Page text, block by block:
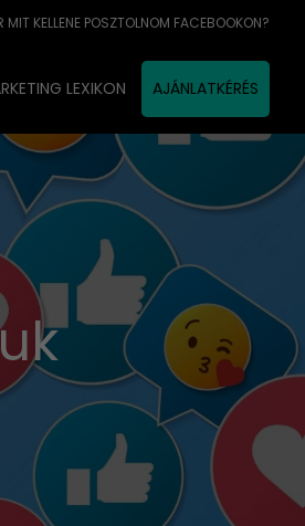
MIT KELLENE POSZTOLNOM FACEBOOKON?
LEXIKON AJÁNLATKÉRÉS